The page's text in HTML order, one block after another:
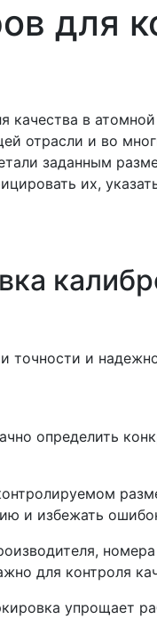
для
качества в
отрасли и во
заданным
их,
точности и
определить
и избежать
для контроля
упрощает